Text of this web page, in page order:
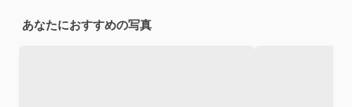
あなたにおすすめの写真